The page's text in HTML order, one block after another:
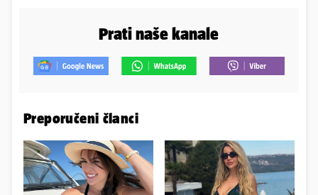
Prati naše kanale
Preporučeni članci